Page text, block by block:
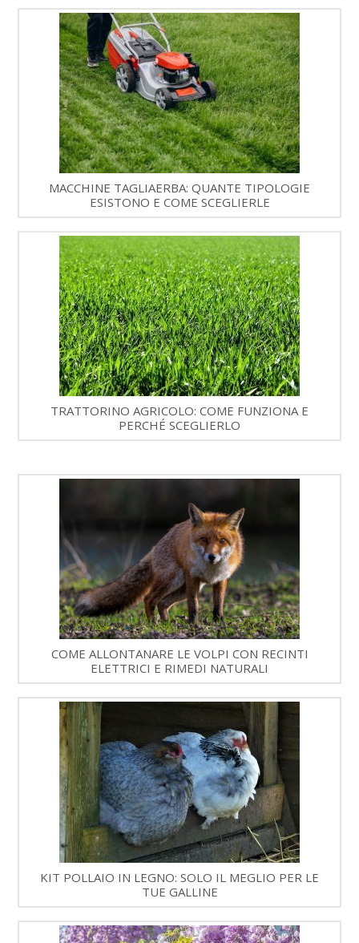
MACCHINE TAGLIAERBA: QUANTE TIPOLOGIE
ESISTONO E COME SCEGLIERLE
TRATTORINO AGRICOLO: COME FUNZIONA E
PERCHÉ SCEGLIERLO
COME ALLONTANARE LE VOLPI CON RECINTI
ELETTRICI E RIMEDI NATURALI
KIT POLLAIO IN LEGNO: SOLO IL MEGLIO PER LE
TUE GALLINE